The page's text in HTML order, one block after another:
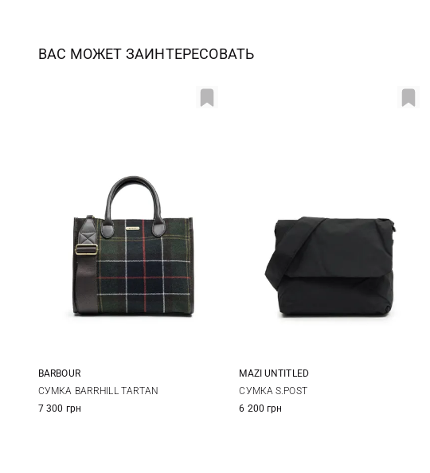
ВАС МОЖЕТ ЗАИНТЕРЕСОВАТЬ
One Size
BARBOUR
СУМКА BARRHILL TARTAN
7 300 грн
MAZI UNTITLED
СУМКА S.POST
6 200 грн